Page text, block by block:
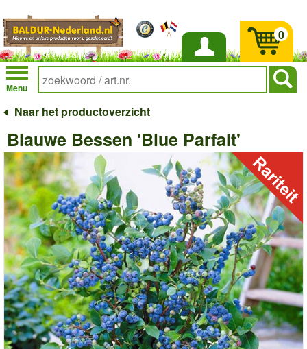
Inloggen
Menu
0
Naar het productoverzicht
Blauwe Bessen 'Blue Parfait'